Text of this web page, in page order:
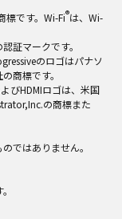
標です。Wi-Fi®は、Wi-
認証マークです。
のロゴはパナソ
商標です。
びHDMIロゴは、米国
の商標また
ではありません。